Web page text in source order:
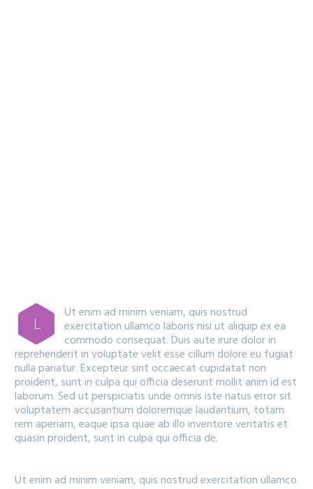
L
Ut enim ad minim veniam, quis nostrud
exercitation ullamco laboris nisi ut aliquip ex ea
commodo consequat. Duis aute irure dolor in
reprehenderit in voluptate velit esse cillum dolore eu fugiat
nulla pariatur. Excepteur sint occaecat cupidatat non
proident, sunt in culpa qui officia deserunt mollit anim id est
laborum. Sed ut perspiciatis unde omnis iste natus error sit
voluptatem accusantium doloremque laudantium, totam
rem aperiam, eaque ipsa quae ab illo inventore veritatis et
quasin proident, sunt in culpa qui officia de.
Ut enim ad minim veniam, quis nostrud exercitation ullamco